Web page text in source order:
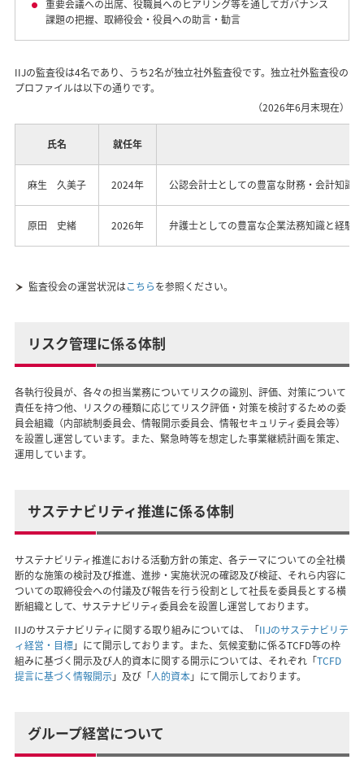
重要会議への出席、役職員へのヒアリング等を通してガバナンス
課題の把握、取締役会・役員への助言・勧言
IIJの監査役は4名であり、うち2名が独立社外監査役です。独立社外監査役の
プロファイルは以下の通りです。
（2026年6月末現在）
氏名 就任年
麻生 久美子 2024年 公認会計士としての豊富な財務・会計知識
原田 史緒 2026年 弁護士としての豊富な企業法務知識と経験
監査役会の運営状況はこちらを参照ください。
リスク管理に係る体制
各執行役員が、各々の担当業務についてリスクの識別、評価、対策について
責任を持つ他、リスクの種類に応じてリスク評価・対策を検討するための委
員会組織（内部統制委員会、情報開示委員会、情報セキュリティ委員会等）
を設置し運営しています。また、緊急時等を想定した事業継続計画を策定、
運用しています。
サステナビリティ推進に係る体制
サステナビリティ推進における活動方針の策定、各テーマについての全社横
断的な施策の検討及び推進、進捗・実施状況の確認及び検証、それら内容に
ついての取締役会への付議及び報告を行う役割として社長を委員長とする横
断組織として、サステナビリティ委員会を設置し運営しております。
IIJのサステナビリティに関する取り組みについては、「IIJのサステナビリテ
ィ経営・目標」にて開示しております。また、気候変動に係るTCFD等の枠
組みに基づく開示及び人的資本に関する開示については、それぞれ「TCFD
提言に基づく情報開示」及び「人的資本」にて開示しております。
グループ経営について